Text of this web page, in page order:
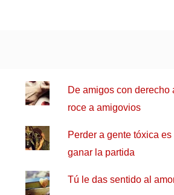
De amigos con derecho
roce a amigovios
Perder a gente tóxica es
ganar la partida
Tú le das sentido al